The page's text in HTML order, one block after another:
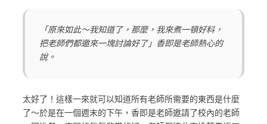
「原來如此～我知道了，那麼，我來煮一頓好料，
把老師們都邀來一塊討論好了」香即是老師熱心的
說。
太好了！這樣一來就可以知道所有老師所需要的東西是什麼
了～於是在一個週末的下午，香即是老師邀請了校內的老師